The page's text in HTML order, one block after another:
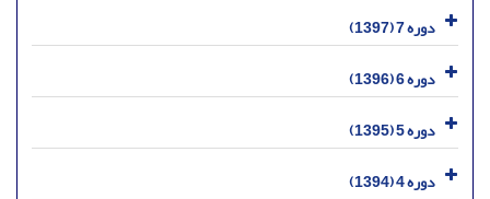
دوره 7 (1397)
دوره 6 (1396)
دوره 5 (1395)
دوره 4 (1394)